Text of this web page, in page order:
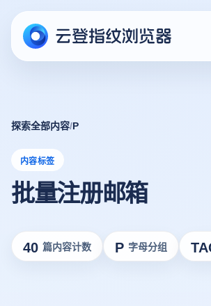
探索全部内容/P
内容标签
批量注册邮箱
40 篇内容计数 P 字母分组